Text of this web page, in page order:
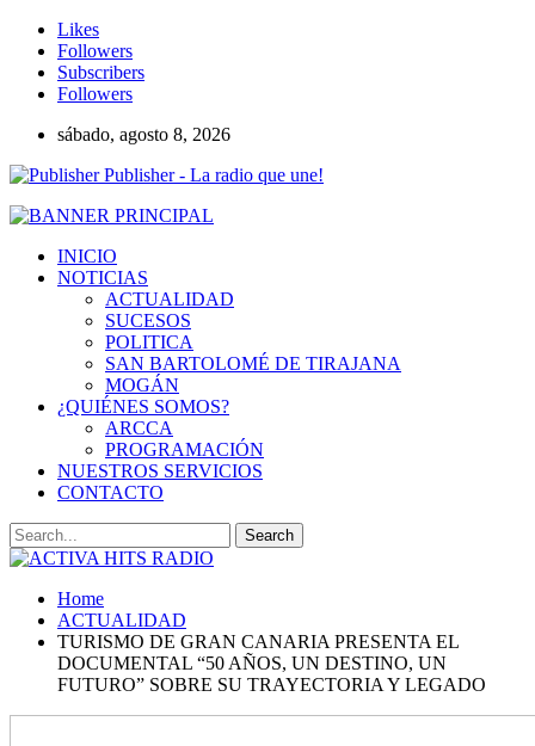
Likes
Followers
Subscribers
Followers
sábado, agosto 8, 2026
Publisher - La radio que une!
INICIO
NOTICIAS
ACTUALIDAD
SUCESOS
POLITICA
SAN BARTOLOMÉ DE TIRAJANA
MOGÁN
¿QUIÉNES SOMOS?
ARCCA
PROGRAMACIÓN
NUESTROS SERVICIOS
CONTACTO
Home
ACTUALIDAD
TURISMO DE GRAN CANARIA PRESENTA EL
DOCUMENTAL “50 AÑOS, UN DESTINO, UN
FUTURO” SOBRE SU TRAYECTORIA Y LEGADO